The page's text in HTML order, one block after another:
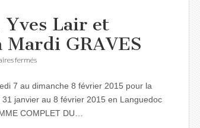
Yves Lair et
GRAVES
ferméssur
Yves
Lair
Fabien
7 au dimanche 8 février 2015 pour la
janvier au 8 février 2015 en Languedoc
COMPLET DU…